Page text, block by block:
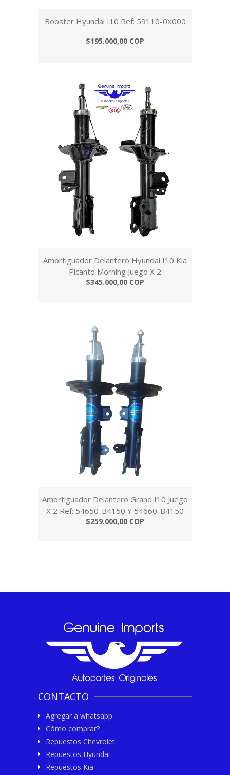
Booster Hyundai I10 Ref: 59110-0X000
$195.000,00 COP
Amortiguador Delantero Hyundai I10 Kia
Picanto Morning Juego X 2
$345.000,00 COP
Amortiguador Delantero Grand I10 Juego
X 2 Ref: 54650-B4150 Y 54660-B4150
$259.000,00 COP
CONTACTO
Agregar a whatsapp
Cómo comprar?
Repuestos Chevrolet
Repuestos Hyundai
Repuestos Kia